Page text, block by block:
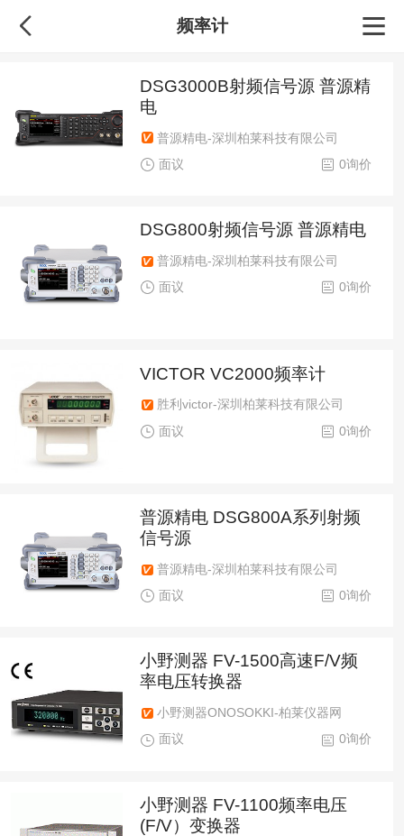
频率计
DSG3000B射频信号源 普源精
电
普源精电-深圳柏莱科技有限公司
0询价
面议
DSG800射频信号源 普源精电
普源精电-深圳柏莱科技有限公司
0询价
面议
VICTOR VC2000频率计
胜利victor-深圳柏莱科技有限公司
0询价
面议
普源精电 DSG800A系列射频
信号源
普源精电-深圳柏莱科技有限公司
0询价
面议
小野测器 FV-1500高速F/V频
率电压转换器
小野测器ONOSOKKI-柏莱仪器网
0询价
面议
小野测器 FV-1100频率电压
(F/V）变换器